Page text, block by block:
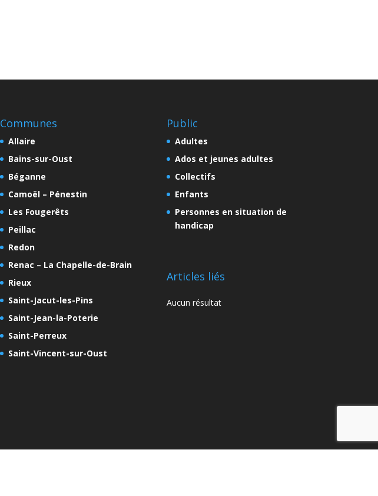
Communes
Allaire
Bains-sur-Oust
Béganne
Camoël – Pénestin
Les Fougerêts
Peillac
Redon
Renac – La Chapelle-de-Brain
Rieux
Saint-Jacut-les-Pins
Saint-Jean-la-Poterie
Saint-Perreux
Saint-Vincent-sur-Oust
Public
Adultes
Ados et jeunes adultes
Collectifs
Enfants
Personnes en situation de
handicap
Articles liés
Aucun résultat